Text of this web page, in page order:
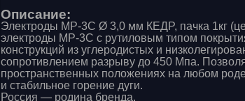
Описание:
Электроды МР-3С Ø 3,0 мм КЕДP, пачка 1кг
электроды МР-3С с рутиловым типом
конструкций из углеродистых и
сопротивлением разрыву до 450 Мпа.
пространственных положениях на любом
и стабильное горение дуги.
Россия — родина бренда.